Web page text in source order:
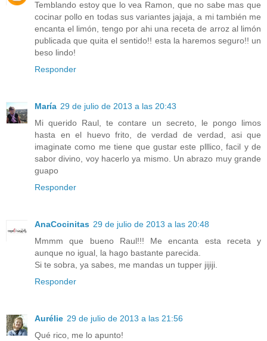
Temblando estoy que lo vea Ramon, que no sabe mas que
cocinar pollo en todas sus variantes jajaja, a mi también me
encanta el limón, tengo por ahi una receta de arroz al limón
publicada que quita el sentido!! esta la haremos seguro!! un
beso lindo!
Responder
María 29 de julio de 2013 a las 20:43
Mi querido Raul, te contare un secreto, le pongo limos
hasta en el huevo frito, de verdad de verdad, asi que
imaginate como me tiene que gustar este plllico, facil y de
sabor divino, voy hacerlo ya mismo. Un abrazo muy grande
guapo
Responder
AnaCocinitas 29 de julio de 2013 a las 20:48
Mmmm que bueno Raul!!! Me encanta esta receta y
aunque no igual, la hago bastante parecida.
Si te sobra, ya sabes, me mandas un tupper jijiji.
Responder
Aurélie 29 de julio de 2013 a las 21:56
Qué rico, me lo apunto!